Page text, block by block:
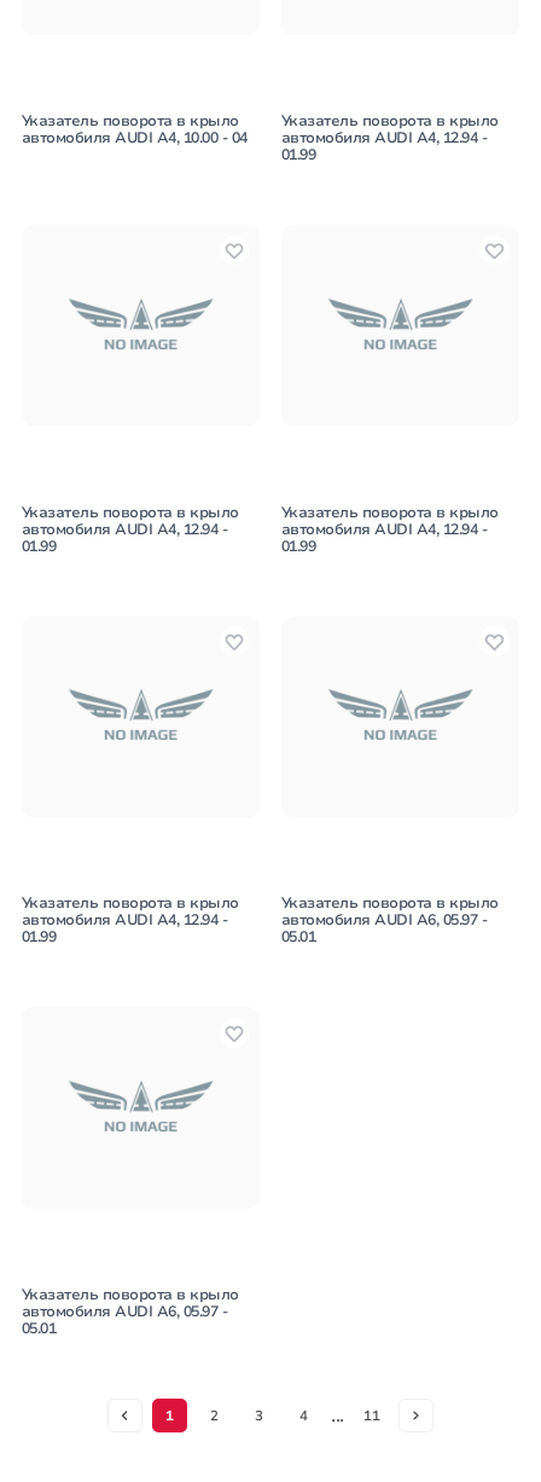
Указатель поворота в крыло
автомобиля AUDI A4, 10.00 - 04
Указатель поворота в крыло
автомобиля AUDI A4, 12.94 -
01.99
Указатель поворота в крыло
автомобиля AUDI A4, 12.94 -
01.99
Указатель поворота в крыло
автомобиля AUDI A4, 12.94 -
01.99
Указатель поворота в крыло
автомобиля AUDI A4, 12.94 -
01.99
Указатель поворота в крыло
автомобиля AUDI A6, 05.97 -
05.01
Указатель поворота в крыло
автомобиля AUDI A6, 05.97 -
05.01
1 2 3 4 ... 11